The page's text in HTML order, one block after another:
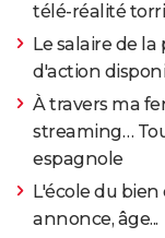
télé-réalité
Le salaire de
d'action
À travers ma
streaming…
espagnole
L'école du
annonce, âge...